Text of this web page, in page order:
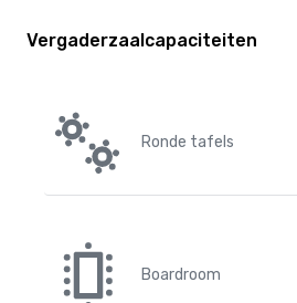
Vergaderzaalcapaciteiten
Ronde tafels
Boardroom